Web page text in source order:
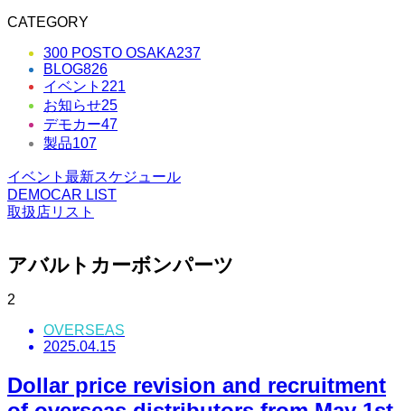
CATEGORY
300 POSTO OSAKA237
BLOG826
イベント 221
お知らせ25
デモカー47
製品107
イベント最新スケジュール
DEMOCAR LIST
取扱店リスト
アバルトカーボンパーツ
2
OVERSEAS
2025.04.15
Dollar price revision and recruitment